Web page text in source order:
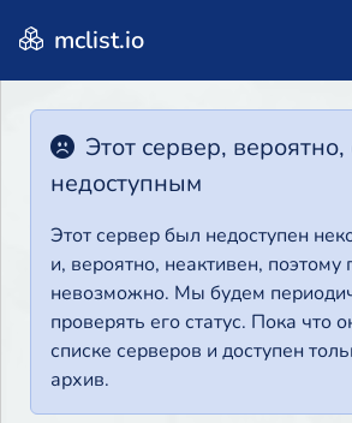
mclist.io
Этот сервер, вероятно,
недоступным
Этот сервер был недоступен
и, вероятно, неактивен, поэтому
невозможно. Мы будем
проверять его статус. Пока что
списке серверов и доступен
архив.